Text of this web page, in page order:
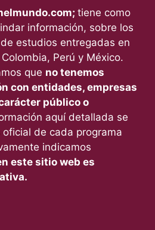
tiene como
información, sobre los
estudios entregadas en
Perú y México.
que no tenemos
con entidades, empresas
público o
aquí detallada se
de cada programa
indicamos
este sitio web es